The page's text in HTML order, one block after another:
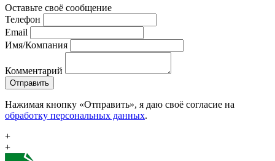
Оставьте своё сообщение
Телефон
Email
Имя/Компания
Комментарий
Отправить
Нажимая кнопку «Отправить», я даю своё согласие на
обработку персональных данных.
+
+